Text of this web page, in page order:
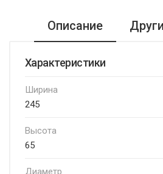
Описание
Характеристики
Ширина
245
Высота
65
Диаметр